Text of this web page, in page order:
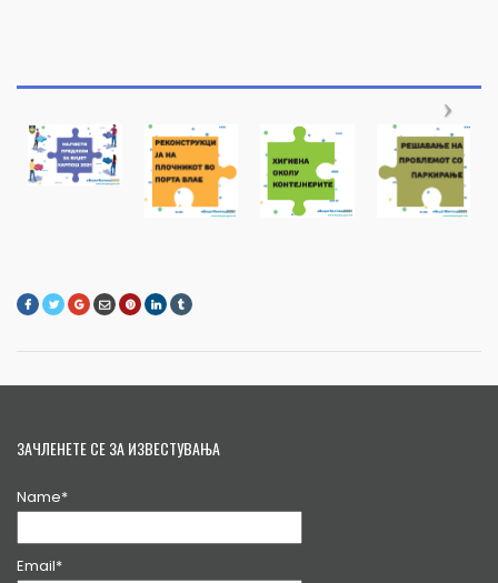
ЗАЧЛЕНЕТЕ СЕ ЗА ИЗВЕСТУВАЊА
Name*
Email*